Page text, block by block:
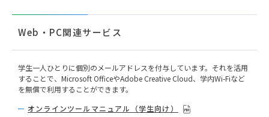
Web・PC関連サービス
学生一人ひとりに個別のメールアドレスを付与しています。それを活用
することで、Microsoft OfficeやAdobe Creative Cloud、学内Wi-Fiなど
を無償で利用することができます。
オンラインツールマニュアル（学生向け）